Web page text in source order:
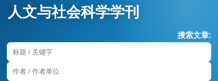
人文与社会科学学刊
搜索文章: